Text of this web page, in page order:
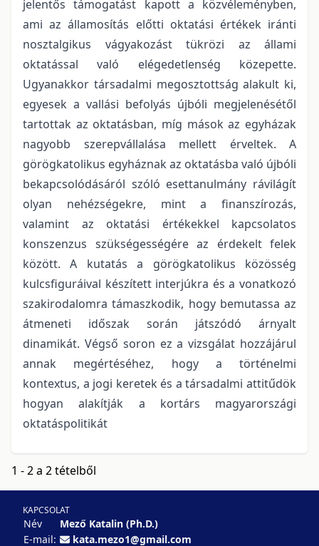
jelentős támogatást kapott a közvéleményben,
ami az államosítás előtti oktatási értékek iránti
nosztalgikus vágyakozást tükrözi az állami
oktatással való elégedetlenség közepette.
Ugyanakkor társadalmi megosztottság alakult ki,
egyesek a vallási befolyás újbóli megjelenésétől
tartottak az oktatásban, míg mások az egyházak
nagyobb szerepvállalása mellett érveltek. A
görögkatolikus egyháznak az oktatásba való újbóli
bekapcsolódásáról szóló esettanulmány rávilágít
olyan nehézségekre, mint a finanszírozás,
valamint az oktatási értékekkel kapcsolatos
konszenzus szükségességére az érdekelt felek
között. A kutatás a görögkatolikus közösség
kulcsfiguráival készített interjúkra és a vonatkozó
szakirodalomra támaszkodik, hogy bemutassa az
átmeneti időszak során játszódó árnyalt
dinamikát. Végső soron ez a vizsgálat hozzájárul
annak megértéséhez, hogy a történelmi
kontextus, a jogi keretek és a társadalmi attitűdök
hogyan alakítják a kortárs magyarországi
oktatáspolitikát
1 - 2 a 2 tételből
KAPCSOLAT
Név
Mező Katalin (Ph.D.)
E-mail:
kata.mezo1@gmail.com